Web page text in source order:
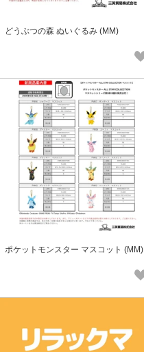
どうぶつの森 ぬいぐるみ (MM)
ポケットモンスター マスコット (MM)